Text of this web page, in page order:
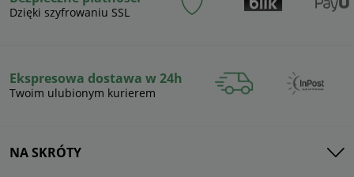
Dzięki szyfrowaniu SSL
Ekspresowa dostawa w 24h
Twoim ulubionym kurierem
NA SKRÓTY